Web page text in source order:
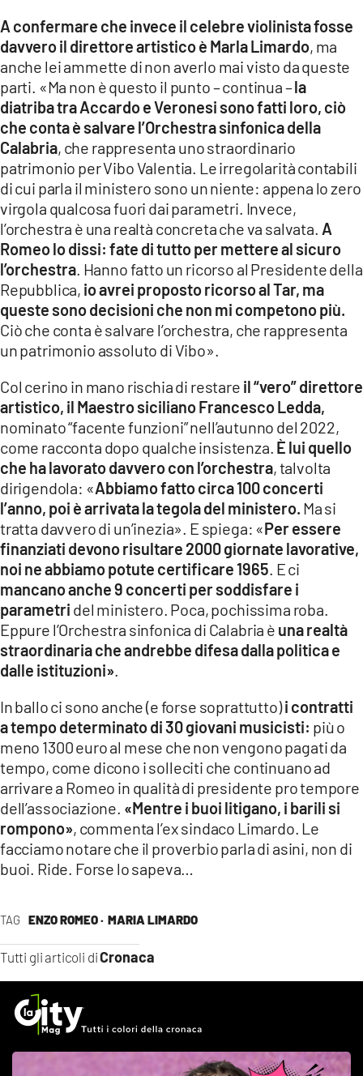
TAG ENZO ROMEO · MARIA LIMARDO
Tutti gli articoli diCronaca
A confermare che invece il celebre violinista fosse
davvero il direttore artistico è Marla Limardo, ma
anche lei ammette di non averlo mai visto da queste
parti. «Ma non è questo il punto – continua –la
diatriba tra Accardo e Veronesi sono fatti loro, ciò
che conta è salvare l’Orchestra sinfonica della
Calabria, che rappresenta uno straordinario
patrimonio per Vibo Valentia. Le irregolarità contabili
di cui parla il ministero sono un niente: appena lo zero
virgola qualcosa fuori dai parametri. Invece,
l’orchestra è una realtà concreta che va salvata. A
Romeo lo dissi: fate di tutto per mettere al sicuro
l’orchestra . Hanno fatto un ricorso al Presidente della
Repubblica, io avrei proposto ricorso al Tar, ma
queste sono decisioni che non mi competono più.
Ciò che conta è salvare l’orchestra, che rappresenta
un patrimonio assoluto di Vibo».
Col cerino in mano rischia di restare il “vero” direttore
artistico, il Maestro siciliano Francesco Ledda,
nominato “facente funzioni” nell’autunno del 2022,
come racconta dopo qualche insistenza. È lui quello
che ha lavorato davvero con l’orchestra, talvolta
dirigendola: «Abbiamo fatto circa 100 concerti
l’anno, poi è arrivata la tegola del ministero. Ma si
tratta davvero di un’inezia». E spiega: «Per essere
finanziati devono risultare 2000 giornate lavorative,
noi ne abbiamo potute certificare 1965 . E ci
mancano anche 9 concerti per soddisfare i
parametri del ministero. Poca, pochissima roba.
Eppure l’Orchestra sinfonica di Calabria è una realtà
straordinaria che andrebbe difesa dalla politica e
dalle istituzioni»
In ballo ci sono anche (e forse soprattutto)i contratti
a tempo determinato di 30 giovani musicisti: più o
meno 1300 euro al mese che non vengono pagati da
tempo, come dicono i solleciti che continuano ad
arrivare a Romeo in qualità di presidente pro tempore
dell’associazione. «Mentre i buoi litigano, i barili si
rompono», commenta l’ex sindaco Limardo. Le
facciamo notare che il proverbio parla di asini, non di
buoi. Ride. Forse lo sapeva…